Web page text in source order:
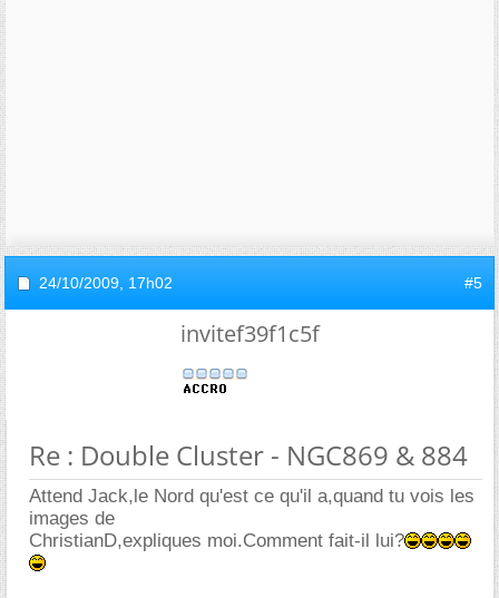
24/10/2009, 17h02 #5
invitef39f1c5f
Re : Double Cluster - NGC869 & 884
Attend Jack,le Nord qu'est ce qu'il a,quand tu vois les
images de
ChristianD,expliques moi.Comment fait-il lui?